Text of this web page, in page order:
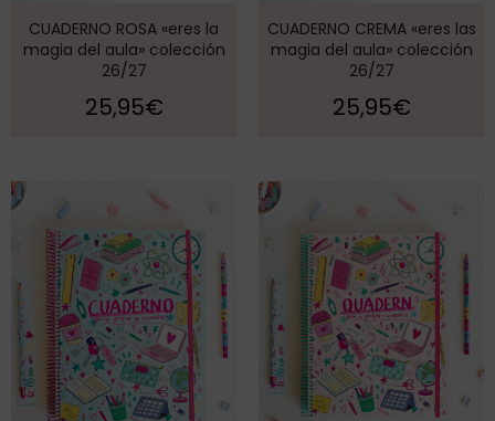
CUADERNO ROSA «eres la
magia del aula» colección
26/27
25,95€
CUADERNO CREMA «eres las
magia del aula» colección
26/27
25,95€